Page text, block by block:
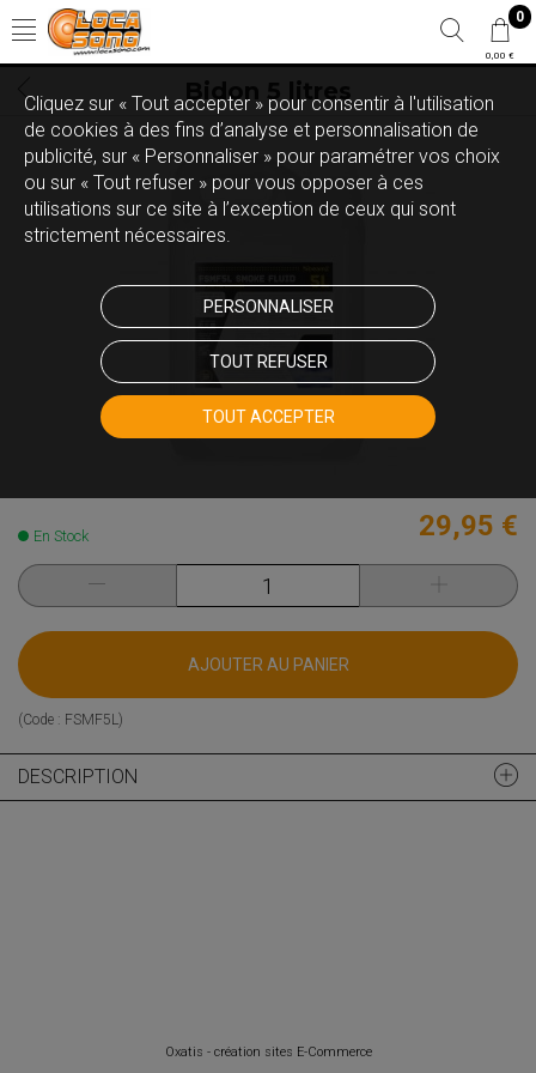
0
0,00 €
Bidon 5 litres
En Stock 29,95 €
AJOUTER AU PANIER
(Code : FSMF5L)
DESCRIPTION
Cliquez sur « Tout accepter » pour consentir à l'utilisation
de cookies à des fins d’analyse et personnalisation de
publicité, sur « Personnaliser » pour paramétrer vos choix
ou sur « Tout refuser » pour vous opposer à ces
utilisations sur ce site à l’exception de ceux qui sont
strictement nécessaires.
PERSONNALISER
TOUT REFUSER
TOUT ACCEPTER
Oxatis - création sites E-Commerce